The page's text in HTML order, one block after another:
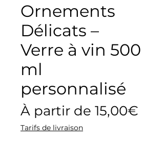
Ornements
Délicats –
Verre à vin 500
ml
personnalisé
À partir de 15,00€
Tarifs de livraison